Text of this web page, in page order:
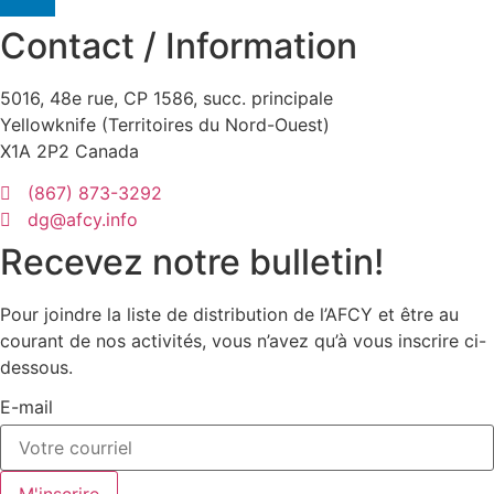
Contact / Information
5016, 48e rue, CP 1586, succ. principale
Yellowknife (Territoires du Nord-Ouest)
X1A 2P2 Canada
(867) 873-3292
dg@afcy.info
Recevez notre bulletin!
Pour joindre la liste de distribution de l’AFCY et être au
courant de nos activités, vous n’avez qu’à vous inscrire ci-
dessous.
E-mail